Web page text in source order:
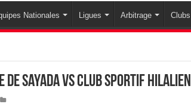
Nationales Ligues Arbitrage Clubs
de Sayada vs Club Sportif Hilalien